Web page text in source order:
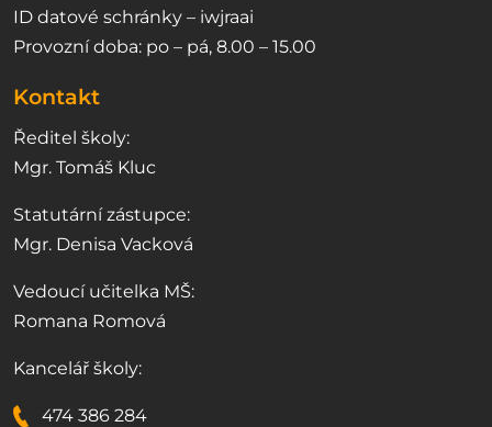
ID datové schránky – iwjraai
Provozní doba: po – pá, 8.00 – 15.00
Kontakt
Ředitel školy:
Mgr. Tomáš Kluc
Statutární zástupce:
Mgr. Denisa Vacková
Vedoucí učitelka MŠ:
Romana Romová
Kancelář školy:
474 386 284